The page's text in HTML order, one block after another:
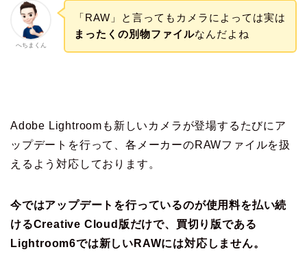
へちまくん
「RAW」と言ってもカメラによっては実は
まったくの別物ファイルなんだよね
Adobe Lightroomも新しいカメラが登場するたびにア
ップデートを行って、各メーカーのRAWファイルを扱
えるよう対応しております。
今ではアップデートを行っているのが使用料を払い続
けるCreative Cloud版だけで、買切り版である
Lightroom6では新しいRAWには対応しません。